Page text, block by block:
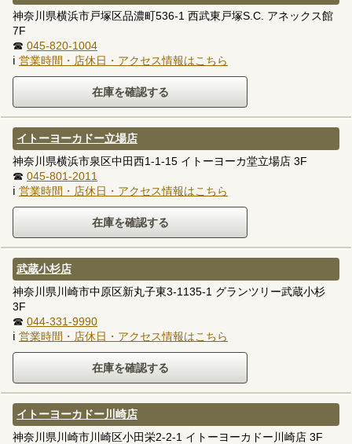
神奈川県横浜市戸塚区品濃町536-1 西武東戸塚S.C. アネックス館
7F
☎ 045-820-1004
ℹ 営業時間・店休日・アクセス情報はこちら
イトーヨーカドー立場店
神奈川県横浜市泉区中田西1-1-15 イトーヨーカ堂立場店 3F
☎ 045-801-2011
ℹ 営業時間・店休日・アクセス情報はこちら
武蔵小杉店
神奈川県川崎市中原区新丸子東3-1135-1 グランツリー武蔵小杉
3F
☎ 044-331-9990
ℹ 営業時間・店休日・アクセス情報はこちら
イトーヨーカドー川崎店
神奈川県川崎市川崎区小田栄2-2-1 イトーヨーカドー川崎店 3F